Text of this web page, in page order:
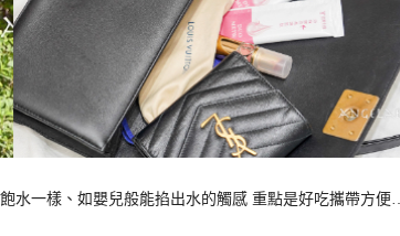
水一樣、如嬰兒般能掐出水的觸感 重點是好吃攜帶方便…